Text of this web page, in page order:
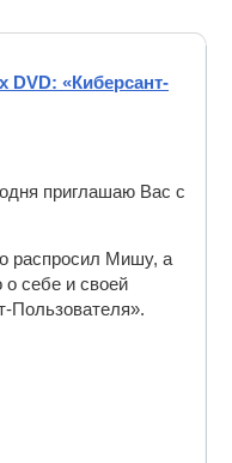
DVD: «Киберсант-
приглашаю Вас с
распросил Мишу, а
о себе и своей
Пользователя».